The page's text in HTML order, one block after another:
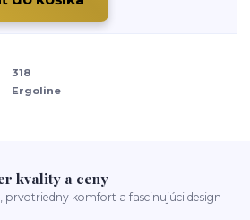
318
Ergoline
kvality a ceny
prvotriedny komfort a fascinujúci design